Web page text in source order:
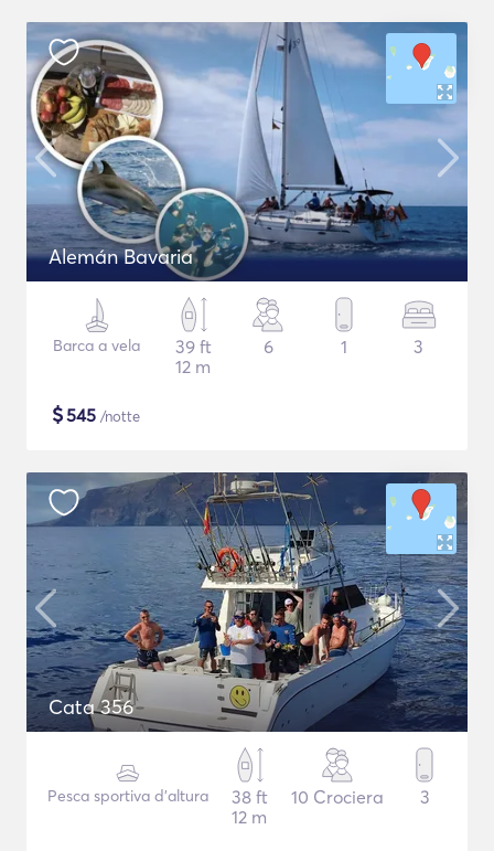
Alemán Bavaria
Barca a vela
39 ft
12 m
6 1 3
$545 /notte
Cata 356
Pesca sportiva d'altura
38 ft
12 m
10 Crociera 3